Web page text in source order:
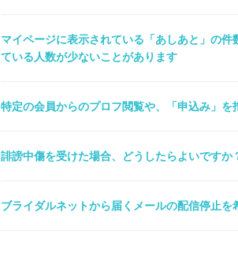
マイページに表示されている「あしあと」の
ている人数が少ないことがあります
特定の会員からのプロフ閲覧や、「申込み」を
誹謗中傷を受けた場合、どうしたらよいですか
ブライダルネットから届くメールの配信停止を